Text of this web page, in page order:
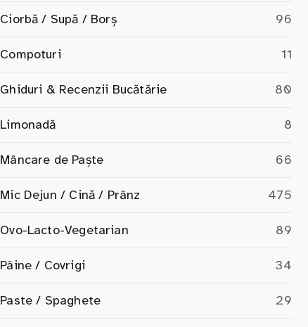
Ciorbă / Supă / Borș 96
Compoturi 11
Ghiduri & Recenzii Bucătărie 80
Limonadă 8
Mâncare de Paște 66
Mic Dejun / Cină / Prânz 475
Ovo-Lacto-Vegetarian 89
Pâine / Covrigi 34
Paste / Spaghete 29